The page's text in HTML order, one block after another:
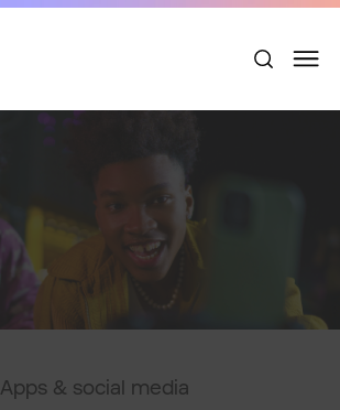
Apps & social media